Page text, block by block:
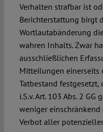
Verhalten strafbar ist
Berichterstattung birgt
Wortlautabänderung
wahren Inhalts. Zwar
ausschließlichen
Mitteilungen einerseits
Tatbestand
i.S.v. Art. 103 Abs. 2
weniger
Verbot aller